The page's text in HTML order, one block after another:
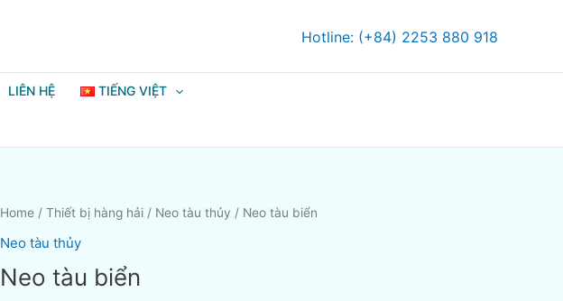
Hotline: (+84) 2253 880 918
LIÊN HỆ TIẾNG VIỆT
Home / Thiết bị hàng hải / Neo tàu thủy / Neo tàu biển
Neo tàu thủy
Neo tàu biển